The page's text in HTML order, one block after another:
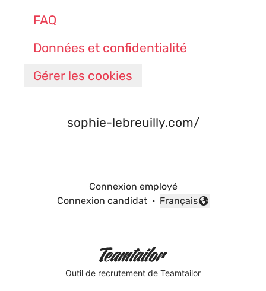
FAQ
Données et confidentialité
Gérer les cookies
sophie-lebreuilly.com/
Connexion employé
Connexion candidat ·
Changer la langue
Français
Outil de recrutement de Teamtailor